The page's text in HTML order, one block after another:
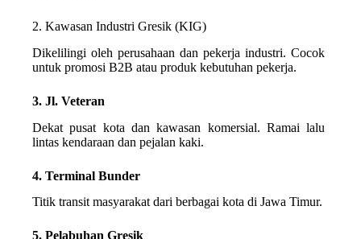
2. Kawasan Industri Gresik (KIG)
Dikelilingi oleh perusahaan dan pekerja industri. Cocok
untuk promosi B2B atau produk kebutuhan pekerja.
3. Jl. Veteran
Dekat pusat kota dan kawasan komersial. Ramai lalu
lintas kendaraan dan pejalan kaki.
4. Terminal Bunder
Titik transit masyarakat dari berbagai kota di Jawa Timur.
5. Pelabuhan Gresik